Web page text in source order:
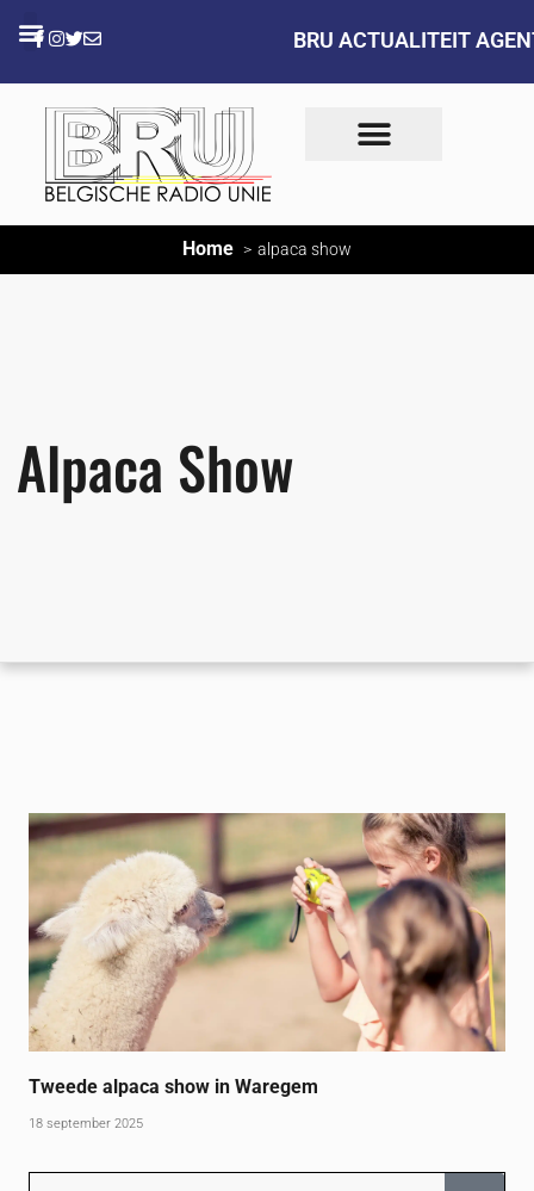
BRU ACTUALITEIT
Home alpaca show
Alpaca Show
Tweede alpaca show in Waregem
18 september 2025